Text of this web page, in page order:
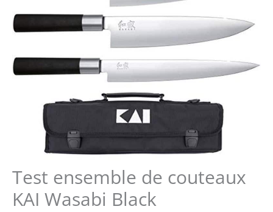
Test ensemble de couteaux
KAI Wasabi Black